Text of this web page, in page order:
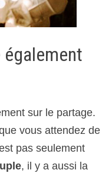
sur le partage.
vous attendez de
pas seulement
, il y a aussi la